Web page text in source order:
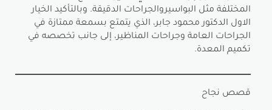
المختلفة مثل البواسيروالجراحات الدقيقة. وبالتأكيد الخيار
الاول الدكتور محمود جابر، الذي يتمتع بسمعة ممتازة في
الجراحات العامة وجراحات المناظير، إلى جانب تخصصه في
تكميم المعدة.
قصص نجاح